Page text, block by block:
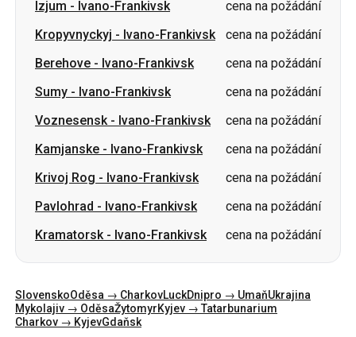
Sumy-Ivano-Frankivsk
cena na požádání
Voznesensk-Ivano-Frankivsk
cena na požádání
Kamjanske-Ivano-Frankivsk
cena na požádání
Krivoj Rog-Ivano-Frankivsk
cena na požádání
Pavlohrad-Ivano-Frankivsk
cena na požádání
Kramatorsk-Ivano-Frankivsk cena na požádání
SlovenskoOděsa → CharkovLuckDnipro → Umaň Ukrajina
Charkov → KyjevGdaňsk
Kategorie